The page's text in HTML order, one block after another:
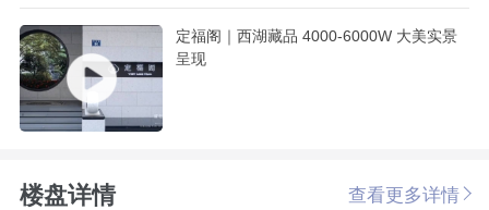
定福阁｜西湖藏品 4000-6000W 大美实景
呈现
楼盘详情 查看更多详情